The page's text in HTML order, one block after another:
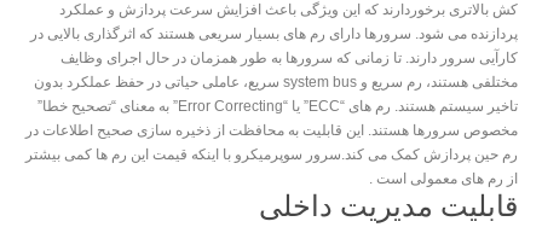
کش بالاتری برخوردارند که این ویژگی باعث افزایش سرعت پردازش و عملکرد
پردازنده می شود. سرورها دارای رم های بسیار سریعی هستند که اثرگذاری بالایی در
کارآیی سرور دارند. تا زمانی که سرورها به طور همزمان در حال اجرای وظایف
مختلفی هستند، رم سریع و system bus سریع، عاملی حیاتی در حفظ عملکرد بدون
تاخیر سیستم هستند. رم های “ECC” یا “Error Correcting” به معنای “تصحیح خطا”
مخصوص سرورها هستند. این قابلیت به محافظت از ذخیره سازی صحیح اطلاعات در
رم حین پردازش کمک می کند.سرور سوپرمیکرو با اینکه قیمت این رم ها کمی بیشتر
از رم های معمولی است .
قابلیت مدیریت داخلی